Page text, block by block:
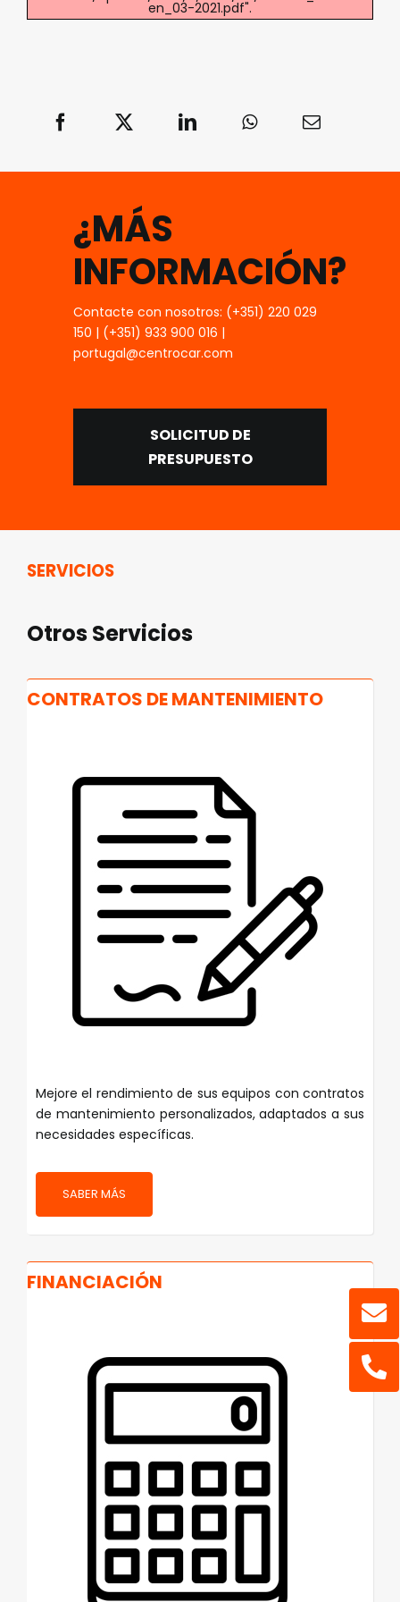
en_03-2021.pdf".
¿MÁS
INFORMACIÓN?
Contacte con nosotros: (+351) 220 029
150 | (+351) 933 900 016 |
portugal@centrocar.com
SOLICITUD DE
PRESUPUESTO
SERVICIOS
Otros Servicios
CONTRATOS DE MANTENIMIENTO
Mejore el rendimiento de sus equipos con contratos
de mantenimiento personalizados, adaptados a sus
necesidades específicas.
SABER MÁS
FINANCIACIÓN